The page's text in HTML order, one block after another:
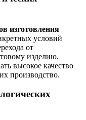
изготовления
условий
от
изделию.
высокое качество
производство.